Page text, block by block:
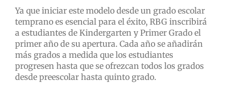
Ya que iniciar este modelo desde un grado escolar
temprano es esencial para el éxito, RBG inscribirá
a estudiantes de Kindergarten y Primer Grado el
primer año de su apertura. Cada año se añadirán
más grados a medida que los estudiantes
progresen hasta que se ofrezcan todos los grados
desde preescolar hasta quinto grado.